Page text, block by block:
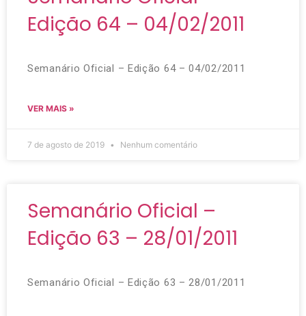
Edição 64 – 04/02/2011
Semanário Oficial – Edição 64 – 04/02/2011
VER MAIS »
7 de agosto de 2019 Nenhum comentário
Semanário Oficial –
Edição 63 – 28/01/2011
Semanário Oficial – Edição 63 – 28/01/2011